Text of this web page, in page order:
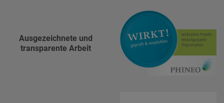
Ausgezeichnete und
transparente Arbeit